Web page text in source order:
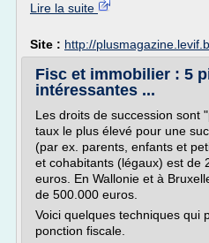
Lire la suite
Site : http://
Fisc et immobilier : 5
intéressantes ...
Les droits de succession sont
taux le plus élevé pour une
(par ex. parents, enfants et
et cohabitants (légaux) est de
euros. En Wallonie et à
de 500.000 euros.
Voici quelques techniques qui
ponction fiscale.